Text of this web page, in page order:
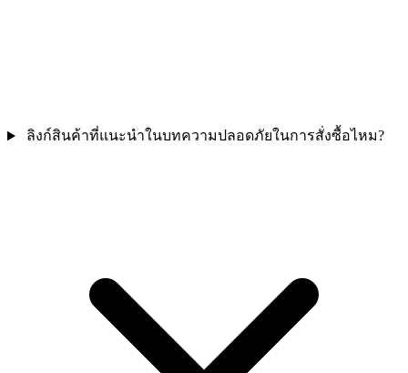
ลิงก์สินค้าที่แนะนำในบทความปลอดภัยในการสั่งซื้อไหม?